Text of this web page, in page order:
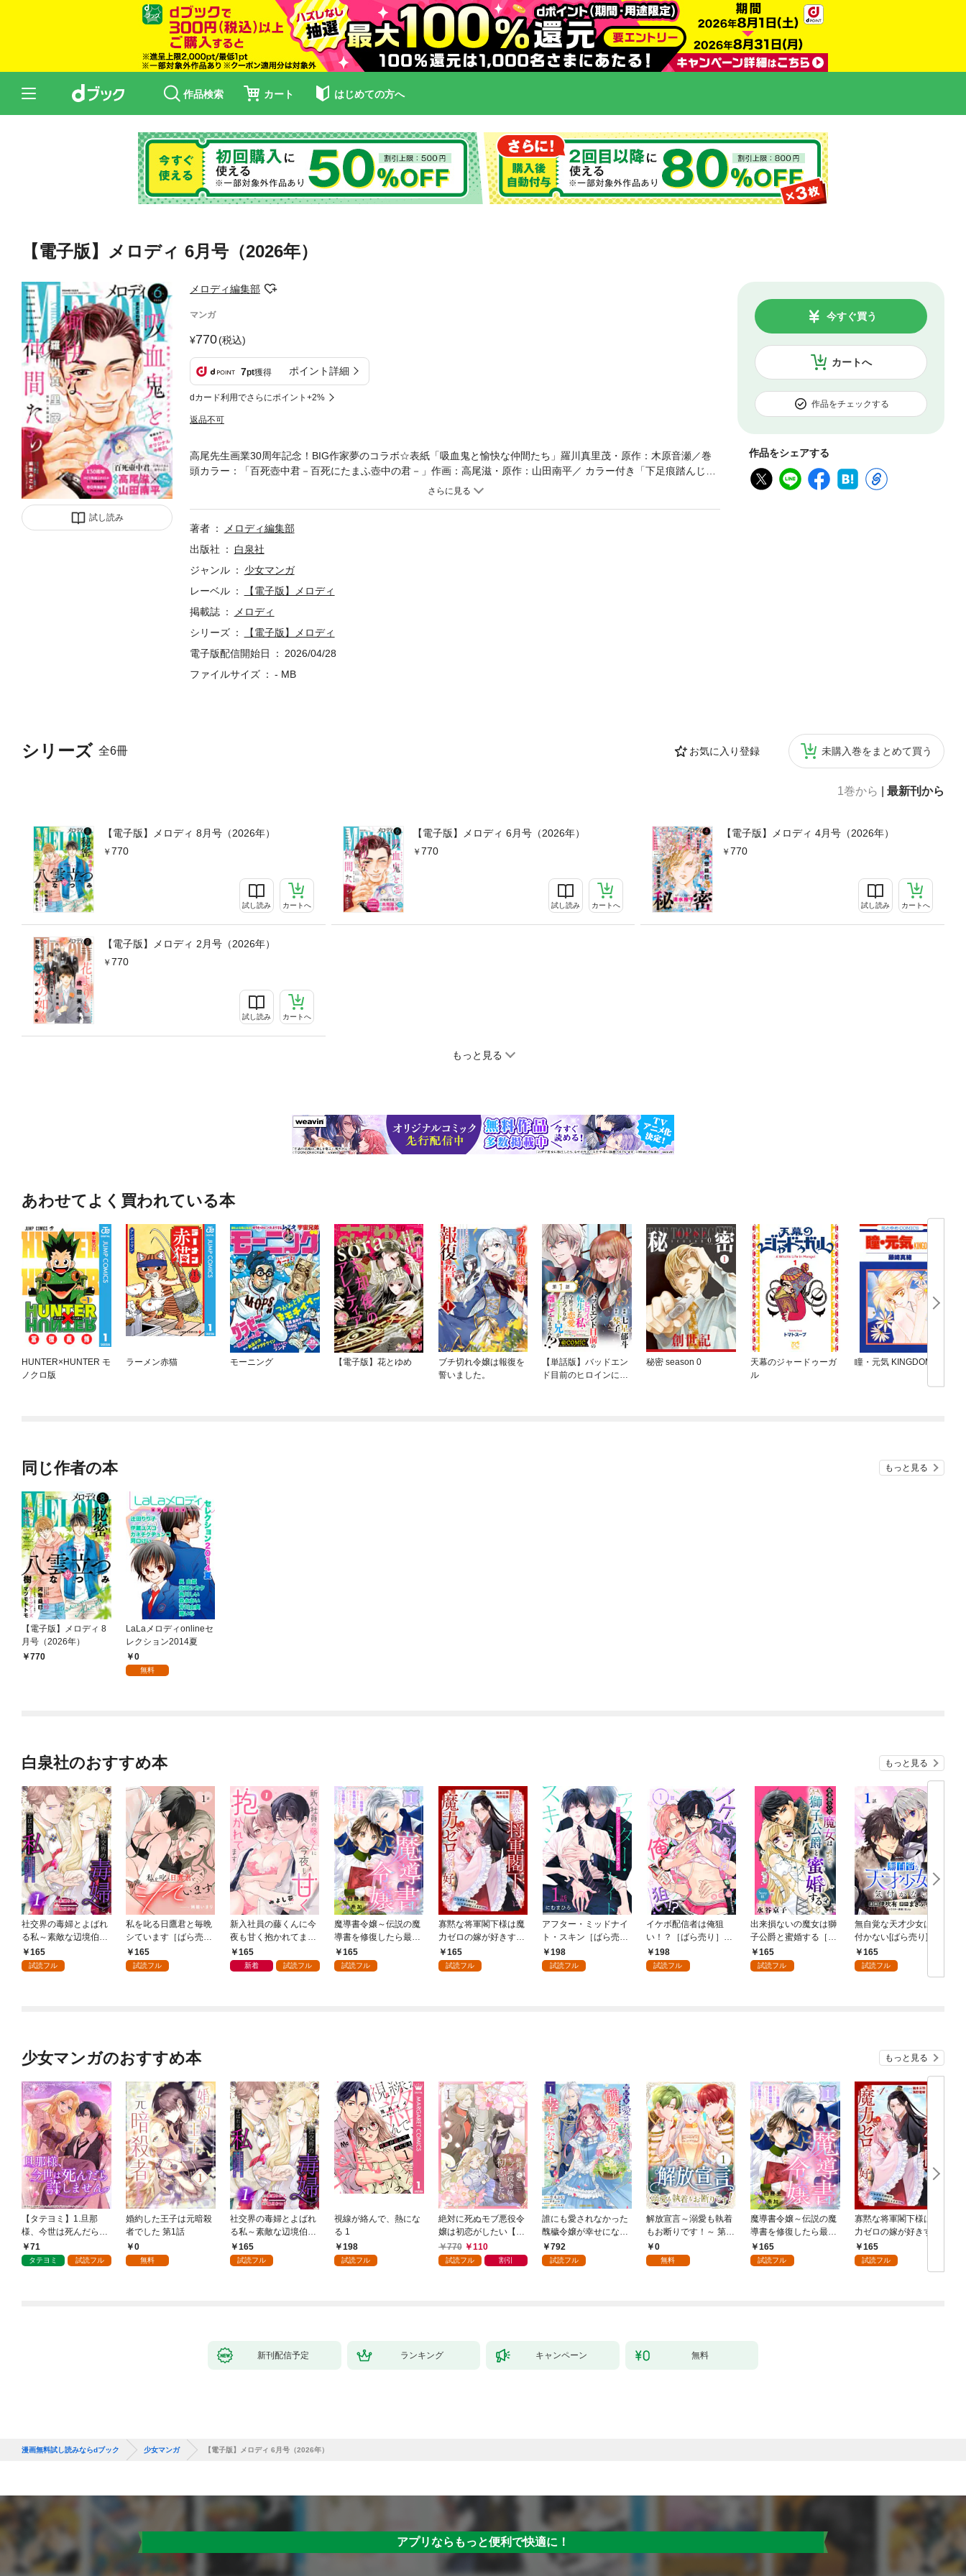
作品検索 カート はじめての方へ
【電子版】メロディ 6月号（2026年）
試し読み
メロディ編集部
マンガ
770(税込)
7pt獲得 ポイント詳細
dカード利用でさらにポイント+2%
返品不可
カートへ
今すぐ買う
作品をチェックする
作品をシェアする
シリーズ 全6冊 お気に入り登録 未購入巻をまとめて買う
1巻から 最新刊から
【電子版】メロディ 8月号（2026年）
770
試し読み カートへ
【電子版】メロディ 6月号（2026年）
770
試し読み カートへ
【電子版】メロディ 4月号（2026年）
770
試し読み カートへ
【電子版】メロディ 2月号（2026年）
770
試し読み カートへ
もっと見る
高尾先生画業30周年記念！BIG作家夢のコラボ☆表紙「吸血鬼と愉快な仲間たち」羅川真里茂・原作：木原音瀬／巻
頭カラー：「百死壺中君－百死にたまふ壺中の君－」作画：高尾滋・原作：山田南平／ カラー付き「下足痕踏んじゃ
いました」麻生みこと／カラー付き特別読み切り「団地の窓に」まどさわ窓子／「私のブルーガーネット」秋山はる
野宇季※電子化に当たって都合により収録しなかった口絵・記事や作品があります。また、ページ数は紙版のものをそ
のまま記載しておりますので、電子版のページ数とは違っている場合がございます。
著者
メロディ編集部
出版社
白泉社
ジャンル
少女マンガ
レーベル
【電子版】メロディ
掲載誌
メロディ
シリーズ
【電子版】メロディ
電子版配信開始日
2026/04/28
ファイルサイズ
- MB
あわせてよく買われている本
HUNTER×HUNTER モ
ノクロ版
ラーメン赤猫 モーニング 【電子版】花とゆめ
ブチ切れ令嬢は報復を
誓いました。
【単話版】バッドエン
ド目前のヒロインに転
秘密 season 0
天幕のジャードゥーガ
ル
瞳・元気 KINGDOM
同じ作者の本 もっと見る
【電子版】メロディ 8
月号（2026年）
770
LaLaメロディonlineセ
レクション2014夏
0
無料
白泉社のおすすめ本 もっと見る
社交界の毒婦とよばれ
る私～素敵な辺境伯令
息に腕を折られたの
で、責任とってもらい
165
試読フル
私を叱る日鷹君と毎晩
シています［ばら売
り］ 第1話
165
試読フル
新入社員の藤くんに今
夜も甘く抱かれてます
［ばら売り］ 第1話
165
新着 試読フル
魔導書令嬢～伝説の魔
導書を修復したら最強
の精霊が味方になりま
した（クールな王弟殿
165
試読フル
寡黙な将軍閣下様は魔
力ゼロの嫁が好きすぎ
る～なぜか旦那様の心
の声が聞こえます！？
165
試読フル
アフター・ミッドナイ
ト・スキン［ばら売
り］ 第1話
198
試読フル
イケボ配信者は俺狙
い！？［ばら売り］
第1話
198
試読フル
出来損ないの魔女は獅
子公爵と蜜婚する［ば
ら売り］ 第1話
165
試読フル
無自覚な天才少女は気
付かない[ばら売り]
第1話
165
試読フル
少女マンガのおすすめ本 もっと見る
【タテヨミ】1.旦那
様、今世は死んだら許
しません
71
タテヨミ 試読フル
婚約した王子は元暗殺
者でした 第1話
0
無料
社交界の毒婦とよばれ
る私～素敵な辺境伯令
息に腕を折られたの
で、責任とってもらい
165
試読フル
視線が絡んで、熱にな
る 1
198
試読フル
絶対に死ぬモブ悪役令
嬢は初恋がしたい【単
行本版】 1巻
770 110
試読フル 割引
誰にも愛されなかった
醜穢令嬢が幸せになる
まで 1
792
試読フル
解放宣言～溺愛も執着
もお断りです！～ 第1
話0
無料
魔導書令嬢～伝説の魔
導書を修復したら最強
の精霊が味方になりま
した（クールな王弟殿
165
試読フル
寡黙な将軍閣下様は魔
力ゼロの嫁が好きすぎ
る～なぜか旦那様の心
の声が聞こえます！？
～［1話売り］ story0
165
試読フル
新刊配信予定 ランキング キャンペーン 無料
漫画無料試し読みならdブック 少女マンガ 【電子版】メロディ 6月号（2026年）
アプリならもっと便利で快適に！